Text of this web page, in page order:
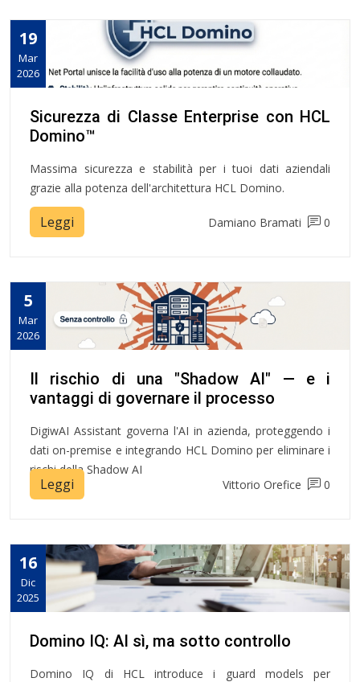
19
Mar
2026
Sicurezza di Classe Enterprise con HCL
Domino™
Massima sicurezza e stabilità per i tuoi dati aziendali
grazie alla potenza dell'architettura HCL Domino.
Leggi Damiano Bramati 0
5
Mar
2026
Il rischio di una "Shadow AI" — e i
vantaggi di governare il processo
DigiwAI Assistant governa l'AI in azienda, proteggendo i
dati on-premise e integrando HCL Domino per eliminare i
rischi della Shadow AI
Leggi Vittorio Orefice 0
16
Dic
2025
Domino IQ: AI sì, ma sotto controllo
Domino IQ di HCL introduce i guard models per